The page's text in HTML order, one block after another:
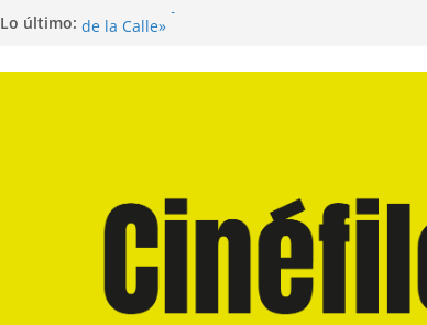
Lo último: Entrevista a Juan Martín Hsu, director de «Los